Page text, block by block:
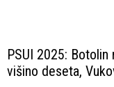
PSUI 2025:
višino deseta,